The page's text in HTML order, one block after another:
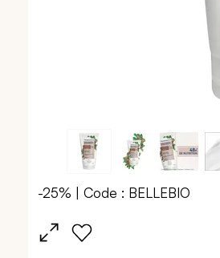
-25% | Code : BELLEBIO
Passer
au